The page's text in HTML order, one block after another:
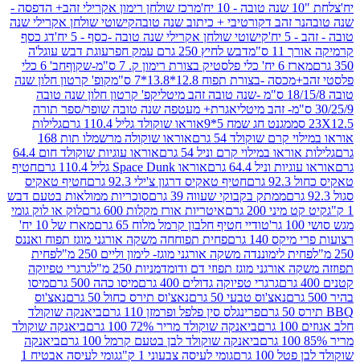
מרכז שולחן רימון אקרילי זהב+ הדפסה -
זהב דקורטיבי + כיתוב שנה טובהקישוטי שולחן אקרילי שנה
קישוטי שולחן אקרילי שנה טובה -כסף - 5 יח'
דג כסף
ס"מ
דבש לחיץ 250 גרם עמק חפר
עוגת דבש עוגל'ה
בצורת רימון ק. 7 ס"מ-שקוף
חב' 6 כלי
-בצורת תפוח 12.8*13.8*7 ס"מ
קופ' קרטון חלון שנה
קפ' קרטון חלון שנה טובה
אגרת+ מעטפה שנה טובה שופר/ספר תורה
מגנט חג שמח 5*9
אוראו שוקולד גליל 110.4 גרם
גלילות
קרם שוקולד 54 גרם
אוראו שוקולה מרשמלו תות 168
במילוי קרם וניל 54 גרם
אוראו עוגיות שוקולד חום 64.4
וניל 64.4 גרם
אוראו Space Dunk גליל 110.4 גרם
חטיף
חטיף טאקיס דרגון צ'ילי 92.3 גרם
חטיף טאקיס
ממתק בקבוקי שעווה 39 גרם
סוכריות ממולאות בטעם דבש
200 גרם
איטריות אורז מקלות 600 גרם
לוק או לוק גומי
טודיי חטיף חלבון קרמל מלוח 65 גרם
מארז של 10 יח'
140 גרם
פחית תפוחחה משקה אורגני מוגז תפוח ואננס
לימוננדה משקה אורגני מוגז- לימון וליים 250 מ"ל
פחית
מוגז תפוזי דם ודומדמניות 250 מ"ל
גרגרי טפיוקה
גרגרי טפיוקה גדולים 400 גרם
מיסו כהה 500 גרם
מיסו
נאצ'וס טבעי 50 גרם
נאצ'וס תירס כחול 50 גרם
נאצ'וס
פרינגלס סין פלפל ופרמזן 110 גרם
ביאנקה שוקולד
ביאנקה שוקולד מריר 72% 100 גרם
ביאנקה שוקולד
ביאנקה שוקולד לבן בטעם קרמל 100 גרם
ביאנקה
גרם
גומי לעיסה צבעוני 1 ק"ג גומי לעיסה אבטיח 1